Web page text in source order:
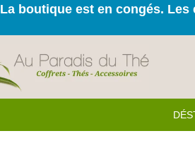
La boutique est en congés.